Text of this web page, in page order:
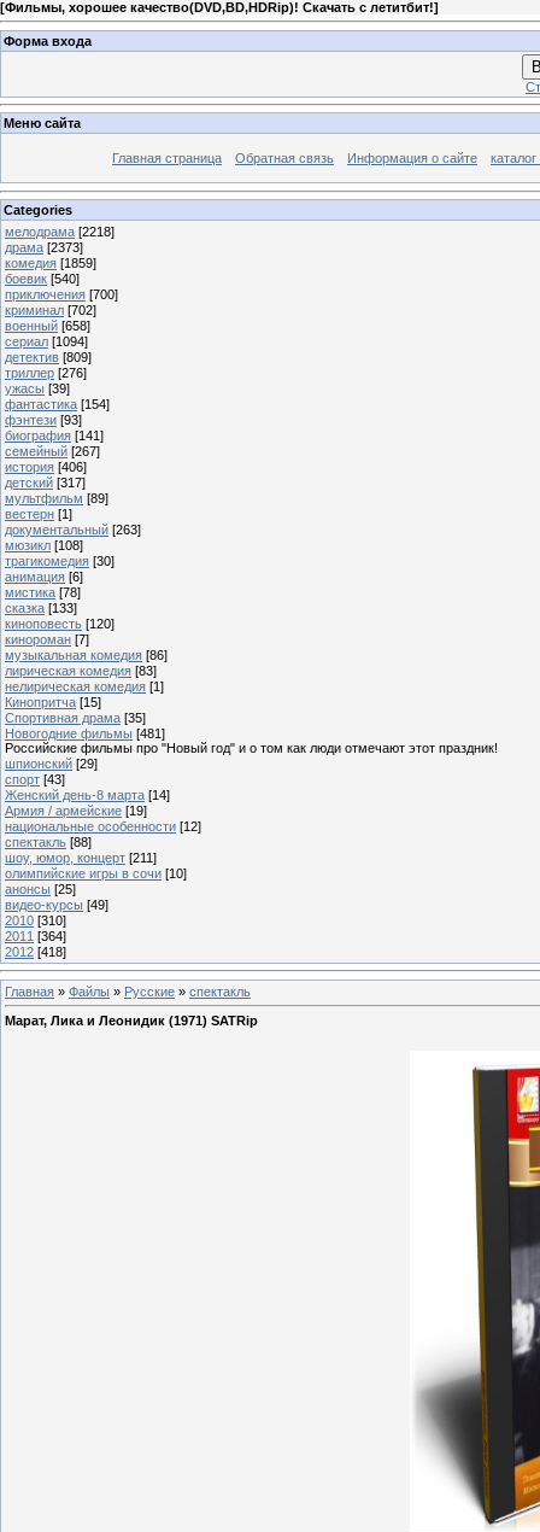
[Фильмы, хорошее качество(DVD,BD,HDRip)! Скачать с летитбит!]
Форма входа
Меню сайта
Главная страница Обратная связь Информация о сайте
Categories
мелодрама [2218]
драма [2373]
комедия [1859]
боевик [540]
приключения [700]
криминал [702]
военный [658]
сериал [1094]
детектив [809]
триллер [276]
ужасы [39]
фантастика [154]
фэнтези [93]
биография [141]
семейный [267]
история [406]
детский [317]
мультфильм [89]
вестерн [1]
документальный [263]
мюзикл [108]
трагикомедия [30]
анимация [6]
мистика [78]
сказка [133]
киноповесть [120]
кинороман [7]
музыкальная комедия [86]
лирическая комедия [83]
нелирическая комедия [1]
Кинопритча [15]
Спортивная драма [35]
Новогодние фильмы [481]
Российские фильмы про "Новый год" и о том как люди отмечают этот праздник!
шпионский [29]
спорт [43]
Женский день-8 марта [14]
Армия / армейские [19]
национальные особенности [12]
спектакль [88]
шоу, юмор, концерт [211]
олимпийские игры в сочи [10]
анонсы [25]
видео-курсы [49]
2010 [310]
2011 [364]
2012 [418]
Главная » Файлы » Русские » спектакль
Марат, Лика и Леонидик (1971) SATRip